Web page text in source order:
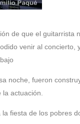
de que el guitarrista
venir al concierto,
noche, fueron
actuación.
la fiesta de los pobres